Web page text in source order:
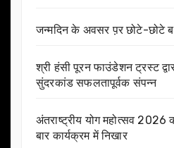
जन्मदिन के अवसर प़र छोटे-छोटे
श्री हंसी पूरन फाउंडेशन ट्रस्ट
सुंदरकांड सफलतापूर्वक संपन्न
अंतराष्ट्रीय योग महोत्सव
बार कार्यक्रम में निखार